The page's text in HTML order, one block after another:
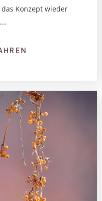
Konzept wieder